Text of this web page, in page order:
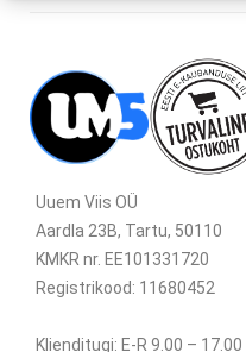
Uuem Viis OÜ
Aardla 23B, Tartu, 50110
KMKR nr. EE101331720
Registrikood: 11680452
Klienditugi: E-R 9.00 – 17.00